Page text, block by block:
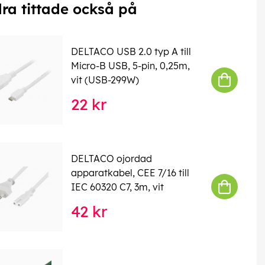
tittade också på
DELTACO USB 2.0 typ A till
Micro-B USB, 5-pin, 0,25m,
vit (USB-299W)
22 kr
DELTACO ojordad
apparatkabel, CEE 7/16 till
IEC 60320 C7, 3m, vit
42 kr